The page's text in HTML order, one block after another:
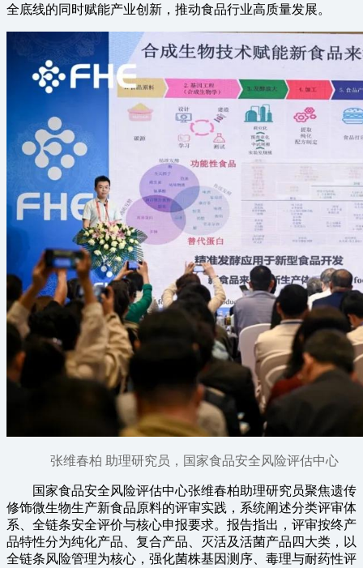
全底线的同时赋能产业创新，推动食品行业高质量发展。
张维春柏 助理研究员，国家食品安全风险评估中心
国家食品安全风险评估中心张维春柏助理研究员聚焦遗传
修饰微生物生产新食品原料的评审实践，系统阐述分类评审体
系、全链条安全评价与核心申报要求。报告指出，评审按终产
品特性分为纯化产品、复合产品、灭活及活菌产品四大类，以
全链条风险管理为核心，强化菌株基因测序、毒理与耐药性评